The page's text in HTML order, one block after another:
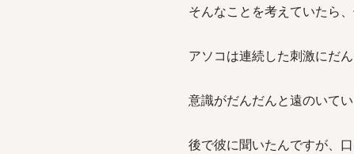
そんなことを考えていたら
アソコは連続した刺激にだ
意識がだんだんと遠のいて
後で彼に聞いたんですが、